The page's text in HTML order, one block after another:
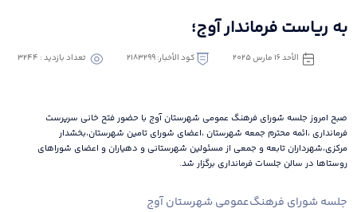
به ریاست فرماندار آوج؛
الأحد ١٦ مارس ٢٠٢٥ كود الأخبار: 2183299 تعداد بازدید : 3244
صبح امروز جلسه شورای فرهنگ عمومی شهرستان آوج با حضور فتح خانی سرپرست
فرمانداری ،ائمه محترم جمعه شهرستان ،اعضای شورای تامین شهرستان،بخشدار
مرکزی،شهرداران تابعه و جمعی از مسئولین شهرستانی و دهیاران و اعضای شوراهای
روستاها در سالن جلسات فرمانداری برگزار شد.
جلسه شورای فرهنگ‌عمومی شهرستان آوج